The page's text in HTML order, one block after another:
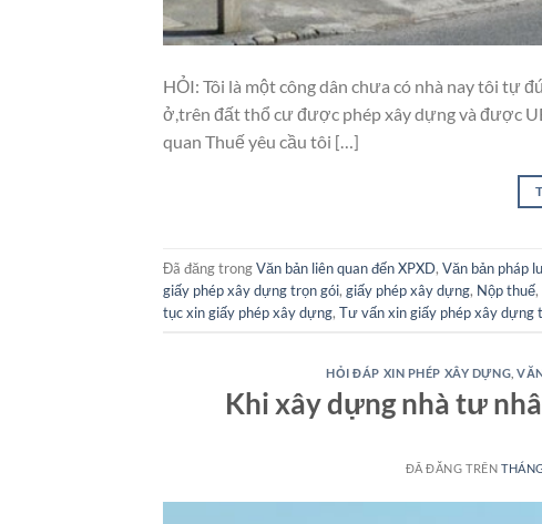
HỎI: Tôi là một công dân chưa có nhà nay tôi tự
ở,trên đất thổ cư được phép xây dựng và được
quan Thuế yêu cầu tôi […]
Đã đăng trongVăn bản liên quan đến XPXD, Văn bản pháp
giấy phép xây dựng trọn gói, giấy phép xây dựng, Nộp thuế,
tục xin giấy phép xây dựng, Tư vấn xin giấy phép xây dựng
HỎI ĐÁP XIN PHÉP XÂY DỰNG ,
Khi xây dựng nhà tư
ĐÃ ĐĂNG TRÊN